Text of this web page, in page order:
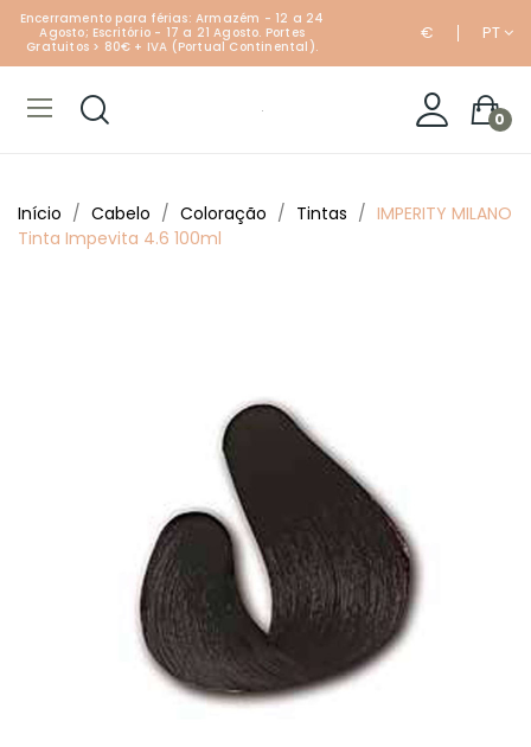
Encerramento para férias: Armazém - 12 a 24
Agosto; Escritório - 17 a 21 Agosto. Portes
Gratuitos > 80€ + IVA (Portual Continental).
€ PT
0
Início Cabelo Coloração Tintas
IMPERITY MILANO
Tinta Impevita 4.6 100ml